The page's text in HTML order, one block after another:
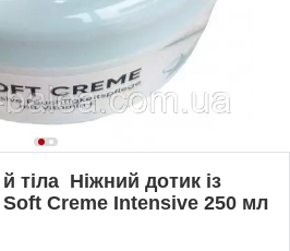
тіла Ніжний дотик із
Creme Intensive 250 мл